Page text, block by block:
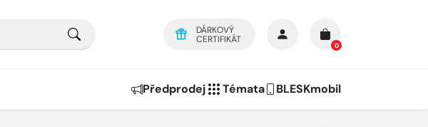
DÁRKOVÝ
CERTIFIKÁT
0
Předprodej Témata BLESKmobil